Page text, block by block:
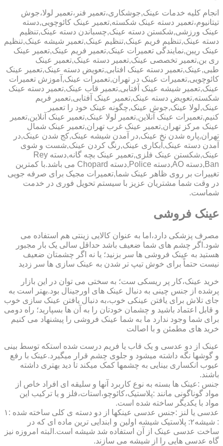
انجام کلیه خدمات عینک,جوشکاری،تعمیر فنر،تعمیر لولا،جوش
تیتانیوم،تعمیر دسته عینک شکسته,تعمیر عینک کائوچویی,دسته
عینک ورزشی,شکستن دسته عینک,چسباندن دسته عینک,تنظیم
دسته عینک,تنظیم فریم عینک,تنظیم عینک,تعمیر شیشه عینک,تنظیم
عینک ریبن,نمایندگی تعمیرات عینک,تعمیر فریم عینک,تعمیر عینک
ری بن,تعمیر تخصصی عینک,تعمیر دسته عینک,تعمیر عینک
طبی,عینک,تعمیر دسته عینک افتابی,تعویض دسته عینک,تعمیر عینک
کائوچویی,تعمیرات عینک در تهران,تعمیرات عینک,آموزش تعمیرات
عینک,تعمیر شیشه عینک آفتابی,تعمیر قاب عینک,تعمیر دسته عینک
شکسته,تعویض دسته عینک,تعمیر عینک آفتابی,تعمیر فریم
عینک,لولا عینک,جوش عینک,چگونه عینک خود را تعمیر
کنیم,تعمیرات عینک آنلاین,تعمیر لولا عینک,تعمیر عینک آنلاین,تعمیر
عینک مرکز تهران,تعمیر عینک غرب تهران,تعمیر عینک شمال
تهران,پاره شدن نخ عینک,در آمدن شیشه عینک,کج شدن عینک,در
آمدن دسته عینک,آبکاری عینک,رنگ کردن عینک,شست و شوی
عینک,شکستن عینک فلزی,تعمیر عینک بچه گانه,دسته Rey
Ban,دسته AO,دسته Police,دسته Chopard می باشد.با کمترین
تغییرات بر روی ظاهر عینک شما,تعمیرات مجیک برای صرفه جویی
در وقت شما مشتریان عزیز با سیستم تحویل فوری در خدمت
شماست.
عینک فروشی
مصرف پزشکی دارد،اما به عنوان کالایی زینتی هم استفاده می
شود.اگر چشم های شما ضعیف باشد حداقل سالی یک بار مجبور
هستید به عینک فروشی ها سر بزنید؛ یا نه اگر چشمتان ضعیف
نیست حتماً برای خوش تیپ تر شدن به عینک سازی ها سر زدید
خرید عینک،کار پر ریسکی ست؛ به سختی می توان در این بازار
پرشده از جنس چینی به دنبال عینک های اورجینال بود.بهتر است به
جای تلاش برای یافتن عینکی خوب،به دنبال یافتن عینک سازی خوب
و قابل اعتماد باشید و چشمان خودتان را به آن ها بسپارید؛ راه دومی
برای شما وجود ندارد ما به شما عینک فروشی را پیشنهاد می کنیم
خرید های مطمئن و با اصالت
عینک از دو عدسی و یک قاب یا فریم درست شده استکه توسط بینی
و گوشها نگه داشته میشود و جلوی چشم قرار میگیرد.عینک با رفع
عیوب انکساری بینایی به چشمها کمک میکند تا دید بهتری داشته
باشند.
جنس :عینک ها بسته به نوع کاربرد آنها و سلیقه ای افراد خاص از
مواد گوناگونی مانند :پلاستیک،کائوچو،استات،فلز و یا ترکیب این
مواد با یکدیگر ساخته شده است.
عدسی یا لنز :جنس عدسی عینکها از دو دسته ی کلی ساخته شده :۱
: شیشه۲: پلاستیک شیشه اولین و ابندایی ترین ماده ای که در
ساخت عدسی عینک از آن استفاده شد شیشه است.البته امروزه نیز
گاه عدسی هایی را از شیشه می سازند.